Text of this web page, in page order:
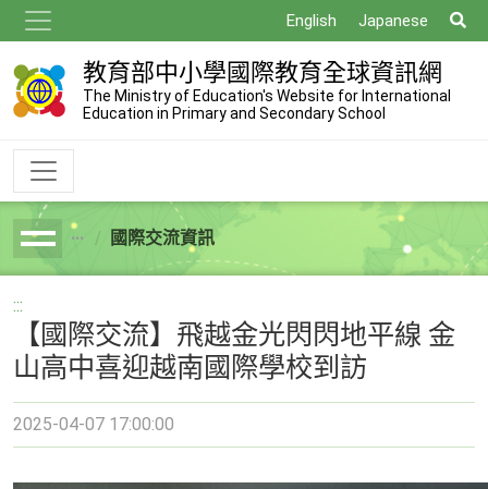
到
主
要
內
English Japanese
尋
教育部中小學國際教育全球資訊網
The Ministry of Education's Website for International
Education in Primary and Secondary School
breadcrumb國際交流資訊
:::
【國際交流】飛越金光閃閃地平線 金
山高中喜迎越南國際學校到訪
2025-04-07 17:00:00